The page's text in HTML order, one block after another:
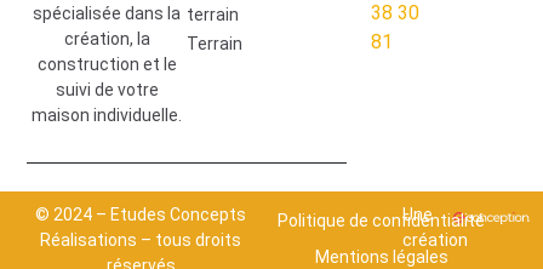
spécialisée dans la
création, la
construction et le
suivi de votre
maison individuelle.
terrain
Terrain
38 30
81
© 2024 – Etudes Concepts
Réalisations – tous droits
réservés
Politique de confidentialité
Mentions légales
Une
création